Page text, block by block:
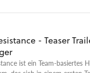
Risiko eingehen, denn
Wir erklären wie
es sich jetzt schon
funktioniert das neue RE-
- Teaser
ist ein Team-basiertes